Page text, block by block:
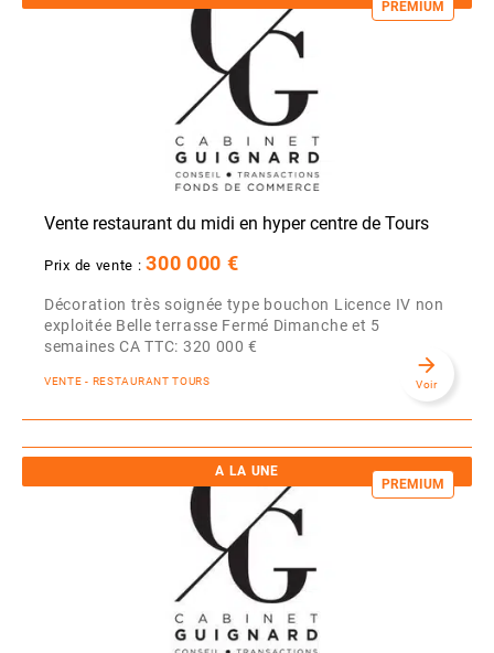
PREMIUM
Vente restaurant du midi en hyper centre de Tours
Prix de vente :300 000 €
Décoration très soignée type bouchon Licence IV non
exploitée Belle terrasse Fermé Dimanche et 5
semaines CA TTC: 320 000 €
VENTE - RESTAURANT TOURS
arrow_forward
Voir
A LA UNE
PREMIUM